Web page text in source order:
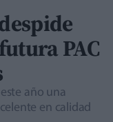
PAC
año una
en calidad